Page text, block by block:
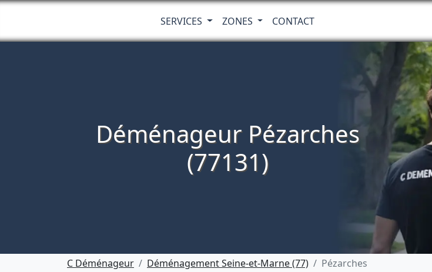
SERVICES ZONES CONTACT
Déménageur Pézarches
(77131)
C Déménageur Déménagement Seine-et-Marne (77) Pézarches